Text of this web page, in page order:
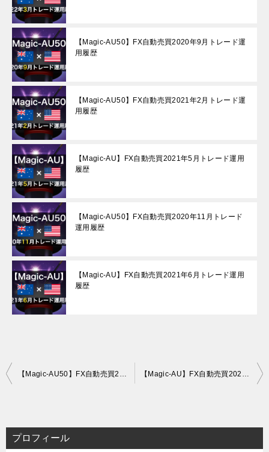
【Magic-AU50】FX自動売買2020年9月トレード運
用履歴
【Magic-AU50】FX自動売買2021年2月トレード運
用履歴
【Magic-AU】FX自動売買2021年5月トレード運用
履歴
【Magic-AU50】FX自動売買2020年11月トレード
運用履歴
【Magic-AU】FX自動売買2021年6月トレード運用
履歴
投
稿
ゲ
【Magic-AU50】FX自動売買2021年3月トレード運用履歴 【Magic-AU】FX自動売買2021年5月トレード運用履歴
プロフィール